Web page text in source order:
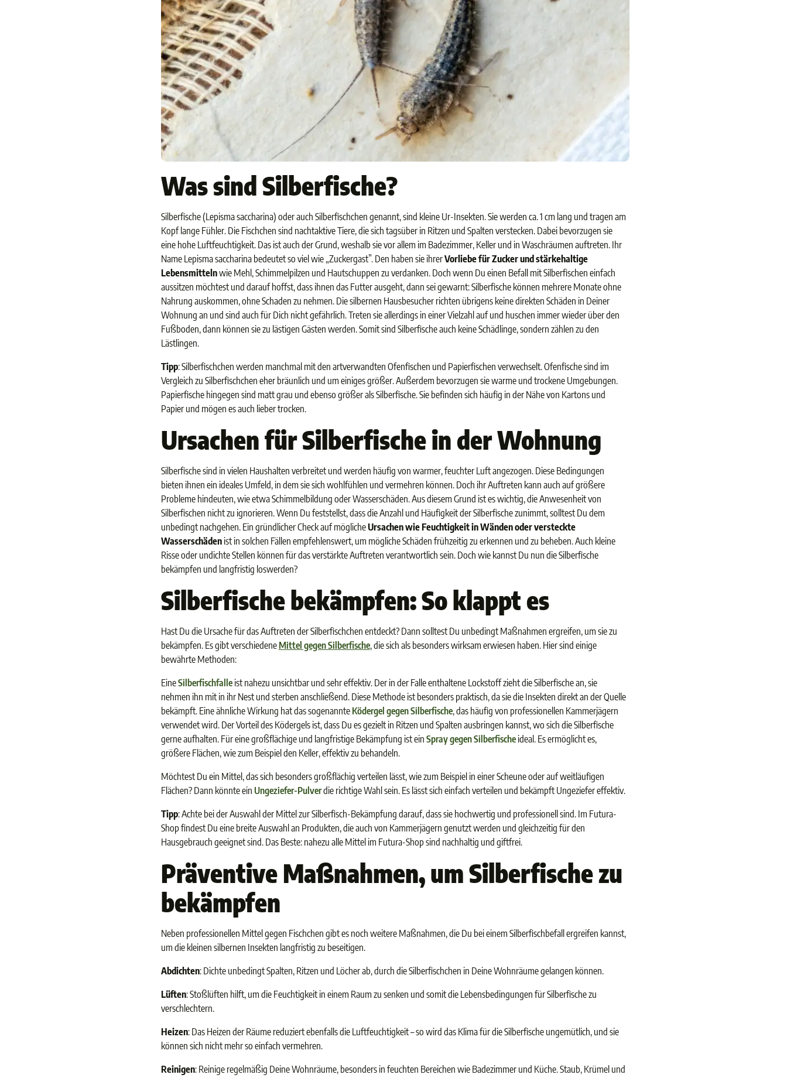
Was sind Silberfische?
Silberfische (Lepisma saccharina) oder auch Silberfischchen genannt, sind kleine Ur-Insekten. Sie werden ca. 1 cm lang und tragen am
Kopf lange Fühler. Die Fischchen sind nachtaktive Tiere, die sich tagsüber in Ritzen und Spalten verstecken. Dabei bevorzugen sie
eine hohe Luftfeuchtigkeit. Das ist auch der Grund, weshalb sie vor allem im Badezimmer, Keller und in Waschräumen auftreten. Ihr
Name Lepisma saccharina bedeutet so viel wie „Zuckergast”. Den haben sie ihrerVorliebe für Zucker und stärkehaltige
Lebensmittelnwie Mehl, Schimmelpilzen und Hautschuppen zu verdanken. Doch wenn Du einen Befall mit Silberfischen einfach
aussitzen möchtest und darauf hoffst, dass ihnen das Futter ausgeht, dann sei gewarnt: Silberfische können mehrere Monate ohne
Nahrung auskommen, ohne Schaden zu nehmen. Die silbernen Hausbesucher richten übrigens keine direkten Schäden in Deiner
Wohnung an und sind auch für Dich nicht gefährlich. Treten sie allerdings in einer Vielzahl auf und huschen immer wieder über den
Fußboden, dann können sie zu lästigen Gästen werden. Somit sind Silberfische auch keine Schädlinge, sondern zählen zu den
Lästlingen.
Tipp: Silberfischchen werden manchmal mit den artverwandten Ofenfischen und Papierfischen verwechselt. Ofenfische sind im
Vergleich zu Silberfischchen eher bräunlich und um einiges größer. Außerdem bevorzugen sie warme und trockene Umgebungen.
Papierfische hingegen sind matt grau und ebenso größer als Silberfische. Sie befinden sich häufig in der Nähe von Kartons und
Papier und mögen es auch lieber trocken.
Ursachen für Silberfische in der Wohnung
Silberfische sind in vielen Haushalten verbreitet und werden häufig von warmer, feuchter Luft angezogen. Diese Bedingungen
bieten ihnen ein ideales Umfeld, in dem sie sich wohlfühlen und vermehren können. Doch ihr Auftreten kann auch auf größere
Probleme hindeuten, wie etwa Schimmelbildung oder Wasserschäden. Aus diesem Grund ist es wichtig, die Anwesenheit von
Silberfischen nicht zu ignorieren. Wenn Du feststellst, dass die Anzahl und Häufigkeit der Silberfische zunimmt, solltest Du dem
unbedingt nachgehen. Ein gründlicher Check auf möglicheUrsachen wie Feuchtigkeit in Wänden oder versteckte
Wasserschädenist in solchen Fällen empfehlenswert, um mögliche Schäden frühzeitig zu erkennen und zu beheben. Auch kleine
Risse oder undichte Stellen können für das verstärkte Auftreten verantwortlich sein. Doch wie kannst Du nun die Silberfische
bekämpfen und langfristig loswerden?
Silberfische bekämpfen: So klappt es
Hast Du die Ursache für das Auftreten der Silberfischchen entdeckt? Dann solltest Du unbedingt Maßnahmen ergreifen, um sie zu
bekämpfen. Es gibt verschiedene Mittel gegen Silberfische, die sich als besonders wirksam erwiesen haben. Hier sind einige
bewährte Methoden:
EineSilberfischfalleist nahezu unsichtbar und sehr effektiv. Der in der Falle enthaltene Lockstoff zieht die Silberfische an, sie
nehmen ihn mit in ihr Nest und sterben anschließend. Diese Methode ist besonders praktisch, da sie die Insekten direkt an der Quelle
bekämpft. Eine ähnliche Wirkung hat das sogenannte Ködergel gegen Silberfische, das häufig von professionellen Kammerjägern
verwendet wird. Der Vorteil des Ködergels ist, dass Du es gezielt in Ritzen und Spalten ausbringen kannst, wo sich die Silberfische
gerne aufhalten. Für eine großflächige und langfristige Bekämpfung ist ein Spray gegen Silberfischeideal. Es ermöglicht es,
größere Flächen, wie zum Beispiel den Keller, effektiv zu behandeln.
Möchtest Du ein Mittel, das sich besonders großflächig verteilen lässt, wie zum Beispiel in einer Scheune oder auf weitläufigen
Flächen? Dann könnte ein Ungeziefer-Pulverdie richtige Wahl sein. Es lässt sich einfach verteilen und bekämpft Ungeziefer effektiv.
Tipp: Achte bei der Auswahl der Mittel zur Silberfisch-Bekämpfung darauf, dass sie hochwertig und professionell sind. Im Futura-
Shop findest Du eine breite Auswahl an Produkten, die auch von Kammerjägern genutzt werden und gleichzeitig für den
Hausgebrauch geeignet sind. Das Beste: nahezu alle Mittel im Futura-Shop sind nachhaltig und giftfrei.
Präventive Maßnahmen, um Silberfische zu
bekämpfen
Neben professionellen Mittel gegen Fischchen gibt es noch weitere Maßnahmen, die Du bei einem Silberfischbefall ergreifen kannst,
um die kleinen silbernen Insekten langfristig zu beseitigen.
Abdichten: Dichte unbedingt Spalten, Ritzen und Löcher ab, durch die Silberfischchen in Deine Wohnräume gelangen können.
Lüften: Stoßlüften hilft, um die Feuchtigkeit in einem Raum zu senken und somit die Lebensbedingungen für Silberfische zu
verschlechtern.
Heizen: Das Heizen der Räume reduziert ebenfalls die Luftfeuchtigkeit – so wird das Klima für die Silberfische ungemütlich, und sie
können sich nicht mehr so einfach vermehren.
Reinigen: Reinige regelmäßig Deine Wohnräume, besonders in feuchten Bereichen wie Badezimmer und Küche. Staub, Krümel und